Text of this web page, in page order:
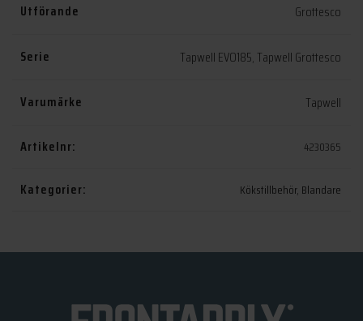
Utförande Grottesco
Serie Tapwell EVO185, Tapwell Grottesco
Varumärke Tapwell
Artikelnr: 4230365
Kategorier: Kökstillbehör, Blandare